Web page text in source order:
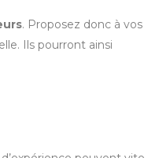
. Proposez donc à vos
Ils pourront ainsi